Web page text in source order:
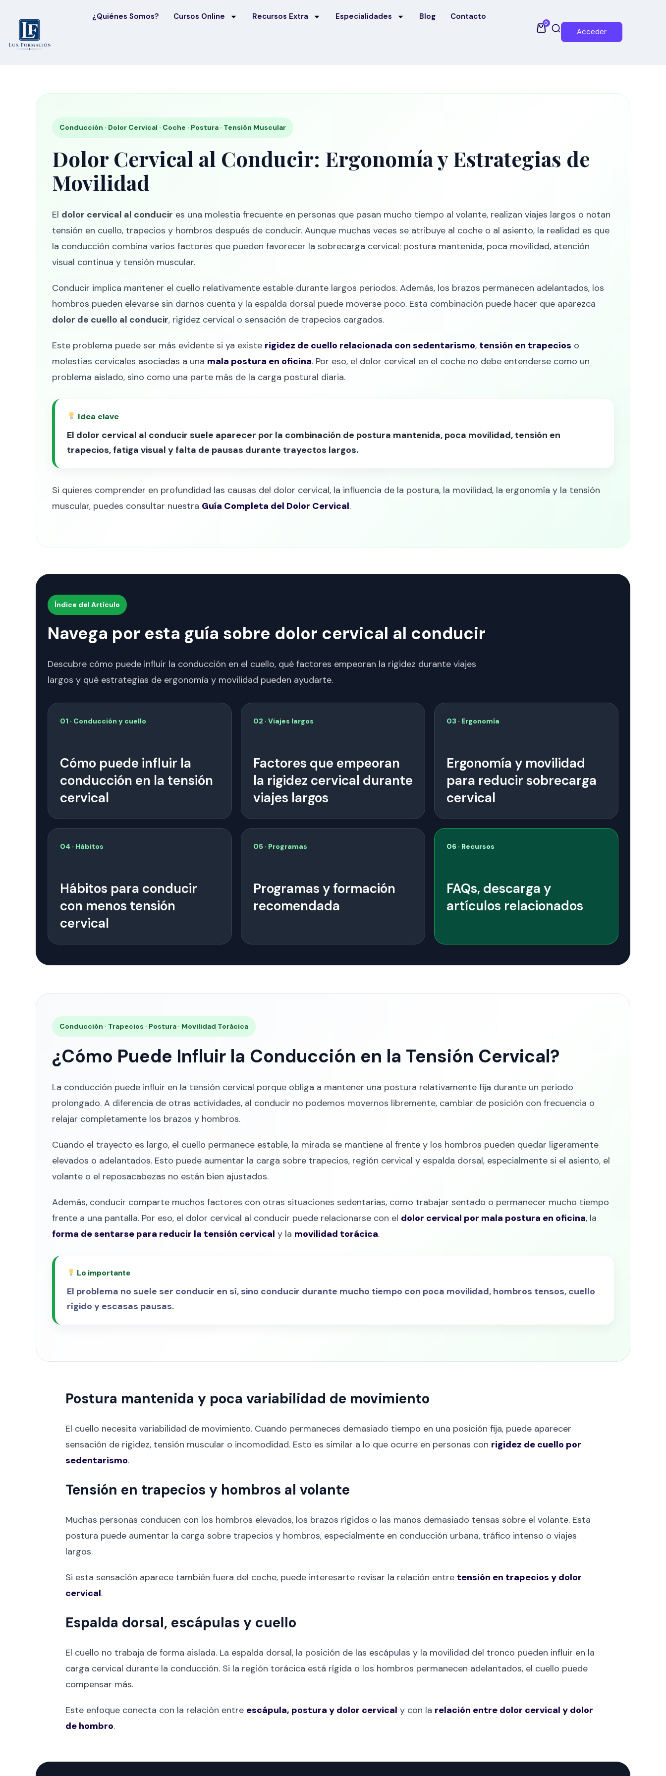
¿Quiénes Somos? Cursos Online Recursos Extra Especialidades Blog Contacto
0
Acceder
Conducción · Dolor Cervical · Coche · Postura · Tensión Muscular
Dolor Cervical al Conducir: Ergonomía y Estrategias de
Movilidad
El dolor cervical al conducir es una molestia frecuente en personas que pasan mucho tiempo al volante, realizan viajes largos o notan
tensión en cuello, trapecios y hombros después de conducir. Aunque muchas veces se atribuye al coche o al asiento, la realidad es que
la conducción combina varios factores que pueden favorecer la sobrecarga cervical: postura mantenida, poca movilidad, atención
visual continua y tensión muscular.
Conducir implica mantener el cuello relativamente estable durante largos periodos. Además, los brazos permanecen adelantados, los
hombros pueden elevarse sin darnos cuenta y la espalda dorsal puede moverse poco. Esta combinación puede hacer que aparezca
dolor de cuello al conducir, rigidez cervical o sensación de trapecios cargados.
Este problema puede ser más evidente si ya existe rigidez de cuello relacionada con sedentarismo, tensión en trapecios o
molestias cervicales asociadas a una mala postura en oficina. Por eso, el dolor cervical en el coche no debe entenderse como un
problema aislado, sino como una parte más de la carga postural diaria.
Idea clave
El dolor cervical al conducir suele aparecer por la combinación de postura mantenida, poca movilidad, tensión en
trapecios, fatiga visual y falta de pausas durante trayectos largos.
Si quieres comprender en profundidad las causas del dolor cervical, la influencia de la postura, la movilidad, la ergonomía y la tensión
muscular, puedes consultar nuestra Guía Completa del Dolor Cervical.
Índice del Artículo
Navega por esta guía sobre dolor cervical al conducir
Descubre cómo puede influir la conducción en el cuello, qué factores empeoran la rigidez durante viajes
largos y qué estrategias de ergonomía y movilidad pueden ayudarte.
01 · Conducción y cuello
Cómo puede influir la
conducción en la tensión
cervical
02 · Viajes largos
Factores que empeoran
la rigidez cervical durante
viajes largos
03 · Ergonomía
Ergonomía y movilidad
para reducir sobrecarga
cervical
04 · Hábitos
Hábitos para conducir
con menos tensión
cervical
05 · Programas
Programas y formación
recomendada
06 · Recursos
FAQs, descarga y
artículos relacionados
Conducción · Trapecios · Postura · Movilidad Torácica
¿Cómo Puede Influir la Conducción en la Tensión Cervical?
La conducción puede influir en la tensión cervical porque obliga a mantener una postura relativamente fija durante un periodo
prolongado. A diferencia de otras actividades, al conducir no podemos movernos libremente, cambiar de posición con frecuencia o
relajar completamente los brazos y hombros.
Cuando el trayecto es largo, el cuello permanece estable, la mirada se mantiene al frente y los hombros pueden quedar ligeramente
elevados o adelantados. Esto puede aumentar la carga sobre trapecios, región cervical y espalda dorsal, especialmente si el asiento, el
volante o el reposacabezas no están bien ajustados.
Además, conducir comparte muchos factores con otras situaciones sedentarias, como trabajar sentado o permanecer mucho tiempo
frente a una pantalla. Por eso, el dolor cervical al conducir puede relacionarse con el dolor cervical por mala postura en oficina, la
forma de sentarse para reducir la tensión cervical y la movilidad torácica.
Lo importante
El problema no suele ser conducir en sí, sino conducir durante mucho tiempo con poca movilidad, hombros tensos, cuello
rígido y escasas pausas.
Postura mantenida y poca variabilidad de movimiento
El cuello necesita variabilidad de movimiento. Cuando permaneces demasiado tiempo en una posición fija, puede aparecer
sensación de rigidez, tensión muscular o incomodidad. Esto es similar a lo que ocurre en personas con rigidez de cuello por
sedentarismo.
Tensión en trapecios y hombros al volante
Muchas personas conducen con los hombros elevados, los brazos rígidos o las manos demasiado tensas sobre el volante. Esta
postura puede aumentar la carga sobre trapecios y hombros, especialmente en conducción urbana, tráfico intenso o viajes
largos.
Si esta sensación aparece también fuera del coche, puede interesarte revisar la relación entre tensión en trapecios y dolor
cervical.
Espalda dorsal, escápulas y cuello
El cuello no trabaja de forma aislada. La espalda dorsal, la posición de las escápulas y la movilidad del tronco pueden influir en la
carga cervical durante la conducción. Si la región torácica está rígida o los hombros permanecen adelantados, el cuello puede
compensar más.
Este enfoque conecta con la relación entre escápula, postura y dolor cervical y con la relación entre dolor cervical y dolor
de hombro.